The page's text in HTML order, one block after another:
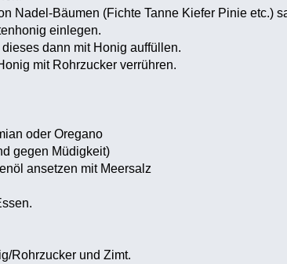
Nadel-Bäumen (Fichte Tanne Kiefer Pinie etc.)
einlegen.
dann mit Honig auffüllen.
mit Rohrzucker verrühren.
oder Oregano
gegen Müdigkeit)
ansetzen mit Meersalz
Rohrzucker und Zimt.